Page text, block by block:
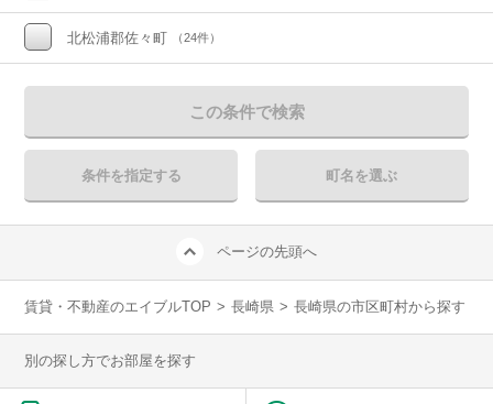
北松浦郡佐々町 （24件）
この条件で検索
条件を指定する 町名を選ぶ
ページの先頭へ
賃貸・不動産のエイブルTOP > 長崎県 > 長崎県の市区町村から探す
別の探し方でお部屋を探す